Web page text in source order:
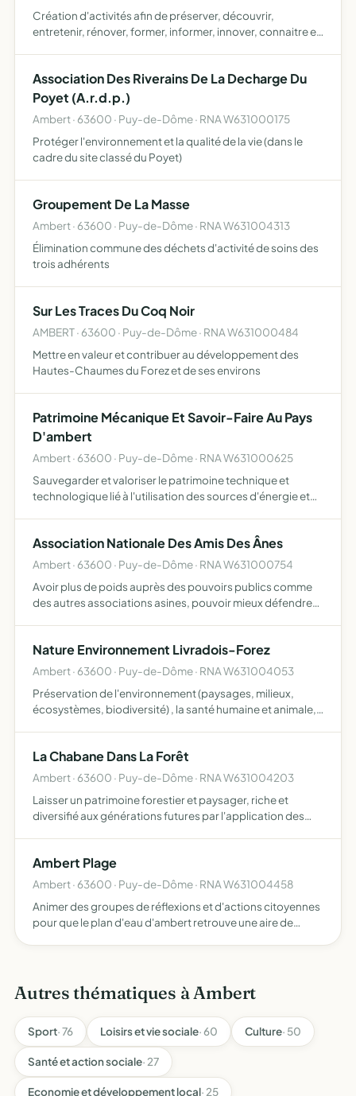
Création d'activités afin de préserver, découvrir,
entretenir, rénover, former, informer, innover, connaitre et
Association Des Riverains De La Decharge Du
Poyet (A.r.d.p.)
Ambert · 63600 · Puy-de-Dôme · RNA W631000175
Protéger l'environnement et la qualité de la vie (dans le
cadre du site classé du Poyet)
Groupement De La Masse
Ambert · 63600 · Puy-de-Dôme · RNA W631004313
Élimination commune des déchets d'activité de soins des
trois adhérents
Sur Les Traces Du Coq Noir
AMBERT · 63600 · Puy-de-Dôme · RNA W631000484
Mettre en valeur et contribuer au développement des
Hautes-Chaumes du Forez et de ses environs
Patrimoine Mécanique Et Savoir-Faire Au Pays
D'ambert
Ambert · 63600 · Puy-de-Dôme · RNA W631000625
Sauvegarder et valoriser le patrimoine technique et
technologique lié à l'utilisation des sources d'énergie et
Association Nationale Des Amis Des Ânes
Ambert · 63600 · Puy-de-Dôme · RNA W631000754
Avoir plus de poids auprès des pouvoirs publics comme
des autres associations asines, pouvoir mieux défendre
Nature Environnement Livradois-Forez
Ambert · 63600 · Puy-de-Dôme · RNA W631004053
Préservation de l'environnement (paysages, milieux,
écosystèmes, biodiversité) , la santé humaine et animale,
La Chabane Dans La Forêt
Ambert · 63600 · Puy-de-Dôme · RNA W631004203
Laisser un patrimoine forestier et paysager, riche et
diversifié aux générations futures par l'application des
Ambert Plage
Ambert · 63600 · Puy-de-Dôme · RNA W631004458
Animer des groupes de réflexions et d'actions citoyennes
pour que le plan d'eau d'ambert retrouve une aire de
Autres thématiques à Ambert
Sport· 76 Loisirs et vie sociale· 60 Culture· 50
Santé et action sociale· 27
Economie et développement local· 25